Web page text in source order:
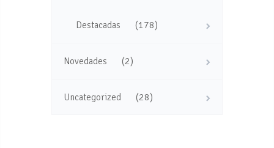
Destacadas (178)
Novedades (2)
Uncategorized (28)